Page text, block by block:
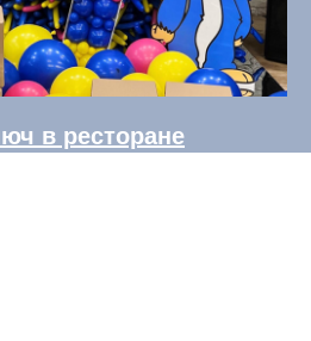
в ресторане